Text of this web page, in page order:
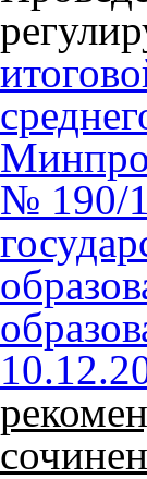
№ 190/